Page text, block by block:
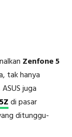
Zenfone 5
tak hanya
juga
di pasar
ditunggu-